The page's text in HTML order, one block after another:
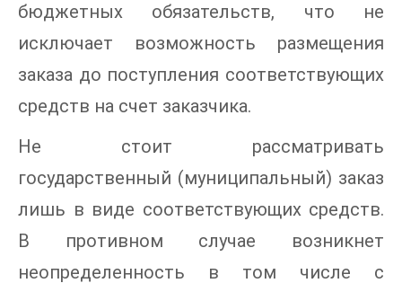
бюджетных обязательств, что не
исключает возможность размещения
заказа до поступления соответствующих
средств на счет заказчика.
Не стоит рассматривать
государственный (муниципальный) заказ
лишь в виде соответствующих средств.
В противном случае возникнет
неопределенность в том числе с